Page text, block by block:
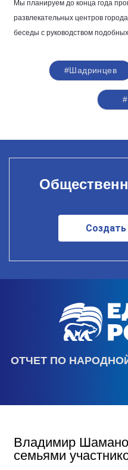
Мы планируем до конца года
развлекательных центров
беседы с руководством
#Шадринцев
ОТЧЕТ ПО
Владимир
семьями